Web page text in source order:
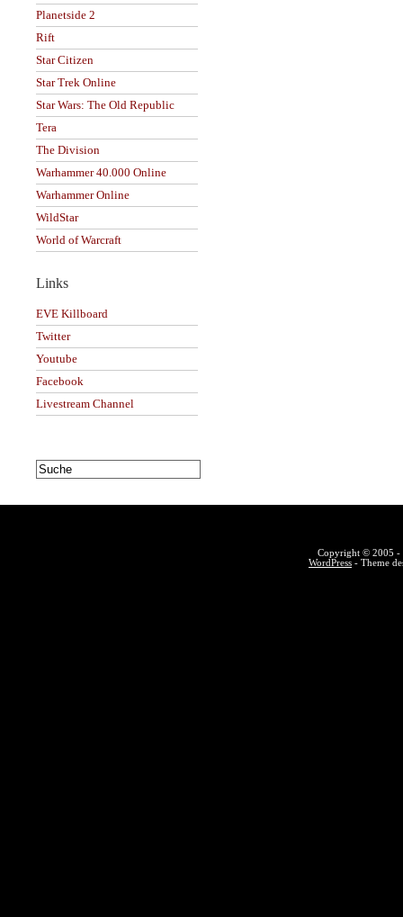
Planetside 2
Rift
Star Citizen
Star Trek Online
Star Wars: The Old Republic
Tera
The Division
Warhammer 40.000 Online
Warhammer Online
WildStar
World of Warcraft
Links
EVE Killboard
Twitter
Youtube
Facebook
Livestream Channel
Copyright © 2005 -
WordPress - Theme